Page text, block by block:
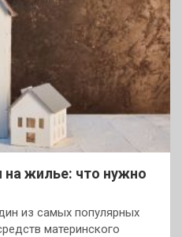
на жилье: что нужно
из самых популярных
материнского